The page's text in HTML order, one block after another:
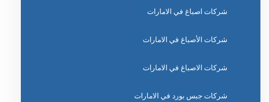
شركات اصباغ في الامارات
شركات الأصباغ في الامارات
شركات الاصباغ في الامارات
شركات جبس بورد في الامارات